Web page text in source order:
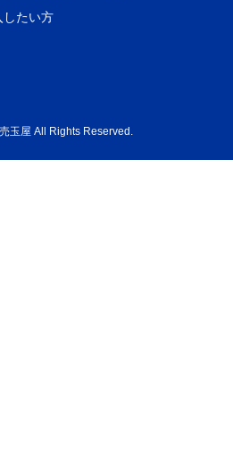
したい方
玉屋 All Rights Reserved.